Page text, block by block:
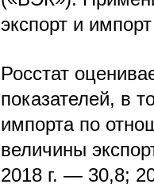
экспорт и
Росстат
показателей, в
импорта по
величины
2018 г. — 30,8;